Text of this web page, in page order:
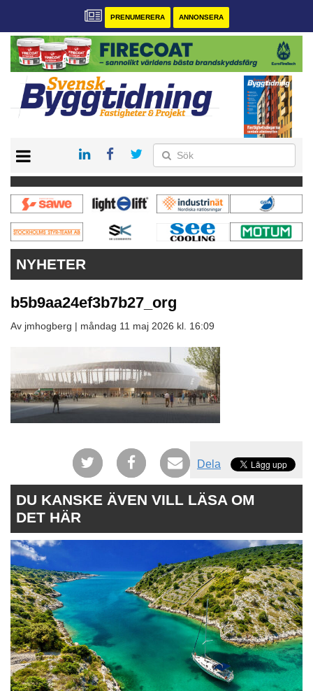
PRENUMERERA ANNONSERA
PRENUMERERA
VÅRA ANDRA MAGASIN
ANNONSERA
KONTAKT
NYHETER
b5b9aa24ef3b7b27_org
Av jmhogberg | måndag 11 maj 2026 kl. 16:09
Dela
DU KANSKE ÄVEN VILL LÄSA OM
DET HÄR